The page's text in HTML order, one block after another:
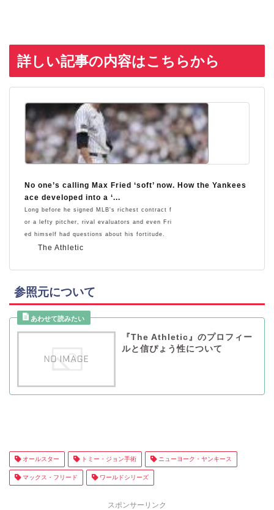
詳しい記事の内容はこちらから
The Athletic
No one’s calling Max Fried ‘soft’ now. How the Yankees
ace developed into a ‘...
Long before he signed MLB's richest contract f
or a lefty pitcher, rival evaluators and even Fri
ed himself had questions about his fortitude.
参照元について
『The Athletic』のプロフィー
ルと信ぴょう性について
オールスター トミー・ジョン手術 ニューヨーク・ヤンキース
マックス・フリード ワールドシリーズ
スポンサーリンク